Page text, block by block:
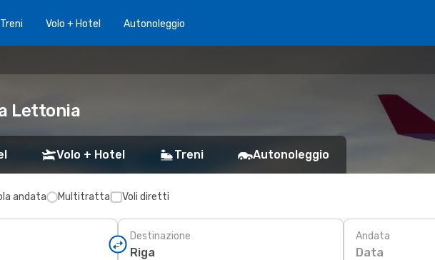
Treni Volo + Hotel Autonoleggio
Lettonia
Volo + Hotel Treni Autonoleggio
andata Multitratta Voli diretti
Destinazione Andata
Data